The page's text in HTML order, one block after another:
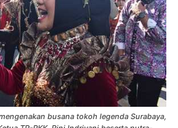
busana tokoh legenda Surabaya,